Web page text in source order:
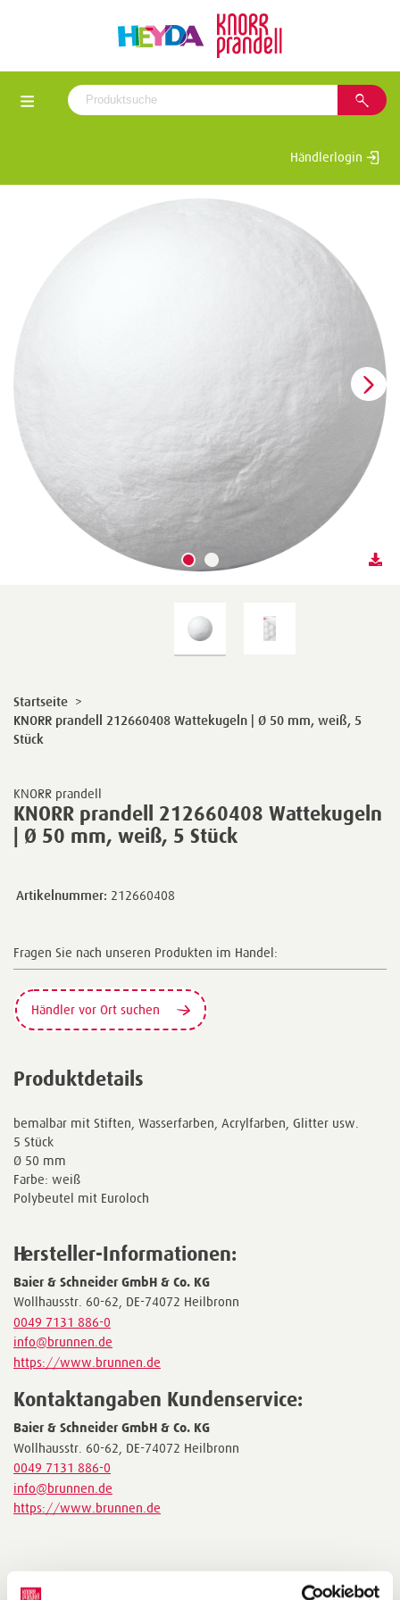
Händlerlogin
KNORR prandell
KNORR prandell 212660408 Wattekugeln
| Ø 50 mm, weiß, 5 Stück
Startseite >
KNORR prandell 212660408 Wattekugeln | Ø 50 mm, weiß, 5
Stück
Artikelnummer: 212660408
Fragen Sie nach unseren Produkten im Handel:
Händler vor Ort suchen
Produktdetails
bemalbar mit Stiften, Wasserfarben, Acrylfarben, Glitter usw.
5 Stück
Ø 50 mm
Farbe: weiß
Polybeutel mit Euroloch
Hersteller-Informationen:
Baier & Schneider GmbH & Co. KG
Wollhausstr. 60-62, DE-74072 Heilbronn
0049 7131 886-0
info@brunnen.de
https://www.brunnen.de
Kontaktangaben Kundenservice:
Baier & Schneider GmbH & Co. KG
Wollhausstr. 60-62, DE-74072 Heilbronn
0049 7131 886-0
info@brunnen.de
https://www.brunnen.de